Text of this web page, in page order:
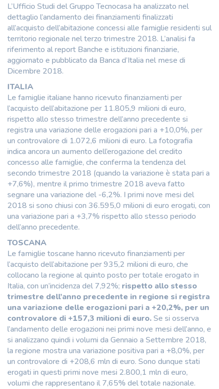
L’Ufficio Studi del Gruppo Tecnocasa ha analizzato nel
dettaglio l’andamento dei finanziamenti finalizzati
all’acquisto dell’abitazione concessi alle famiglie residenti sul
territorio regionale nel terzo trimestre 2018. L’analisi fa
riferimento al report Banche e istituzioni finanziarie,
aggiornato e pubblicato da Banca d’Italia nel mese di
Dicembre 2018.
ITALIA
Le famiglie italiane hanno ricevuto finanziamenti per
l’acquisto dell’abitazione per 11.805,9 milioni di euro,
rispetto allo stesso trimestre dell’anno precedente si
registra una variazione delle erogazioni pari a +10,0%, per
un controvalore di 1.072,6 milioni di euro. La fotografia
indica ancora un aumento dell’erogazione del credito
concesso alle famiglie, che conferma la tendenza del
secondo trimestre 2018 (quando la variazione è stata pari a
+7,6%), mentre il primo trimestre 2018 aveva fatto
segnare una variazione del -6,2%. I primi nove mesi del
2018 si sono chiusi con 36.595,0 milioni di euro erogati, con
una variazione pari a +3,7% rispetto allo stesso periodo
dell’anno precedente.
TOSCANA
Le famiglie toscane hanno ricevuto finanziamenti per
l’acquisto dell’abitazione per 935,2 milioni di euro, che
collocano la regione al quinto posto per totale erogato in
Italia, con un’incidenza del 7,92%; rispetto allo stesso
trimestre dell’anno precedente in regione si registra
una variazione delle erogazioni pari a +20,2%, per un
controvalore di +157,3 milioni di euro.Se si osserva
l’andamento delle erogazioni nei primi nove mesi dell’anno, e
si analizzano quindi i volumi da Gennaio a Settembre 2018,
la regione mostra una variazione positiva pari a +8,0%, per
un controvalore di +208,6 mln di euro. Sono dunque stati
erogati in questi primi nove mesi 2.800,1 mln di euro,
volumi che rappresentano il 7,65% del totale nazionale.